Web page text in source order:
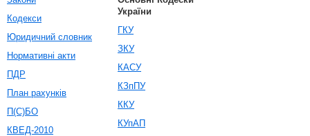
Кодекси
Юридичний словник
Нормативні акти
ПДР
План рахунків
П(С)БО
КВЕД-2010
України
ГКУ
ЗКУ
КАСУ
КЗпПУ
ККУ
КУпАП